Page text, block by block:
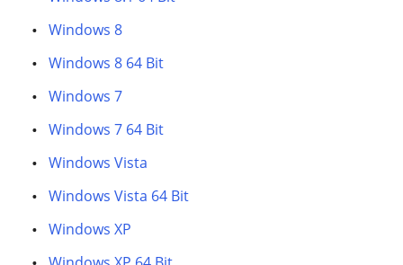
Windows 8
Windows 8 64 Bit
Windows 7
Windows 7 64 Bit
Windows Vista
Windows Vista 64 Bit
Windows XP